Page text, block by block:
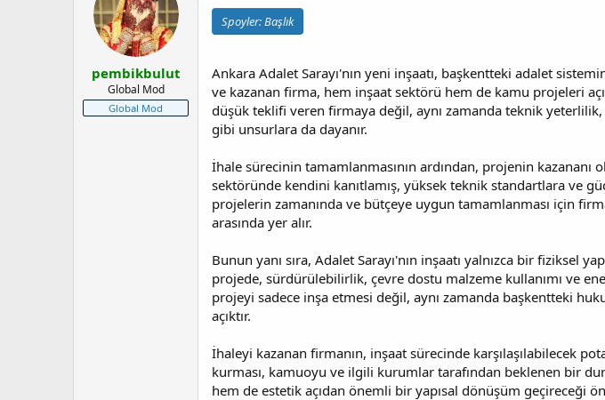
pembikbulut
Global Mod
Global Mod
Spoyler:Başlık
Ankara Adalet Sarayı'nın yeni inşaatı, başkentteki adalet
ve kazanan firma, hem inşaat sektörü hem de kamu projeleri
düşük teklifi veren firmaya değil, aynı zamanda teknik
gibi unsurlara da dayanır.
İhale sürecinin tamamlanmasının ardından, projenin
sektöründe kendini kanıtlamış, yüksek teknik standartlara ve
projelerin zamanında ve bütçeye uygun tamamlanması için
arasında yer alır.
Bunun yanı sıra, Adalet Sarayı'nın inşaatı yalnızca bir fiziksel
projede, sürdürülebilirlik, çevre dostu malzeme kullanımı ve
projeyi sadece inşa etmesi değil, aynı zamanda başkentteki
açıktır.
İhaleyi kazanan firmanın, inşaat sürecinde karşılaşılabilecek
kurması, kamuoyu ve ilgili kurumlar tarafından beklenen bir
hem de estetik açıdan önemli bir yapısal dönüşüm geçireceği